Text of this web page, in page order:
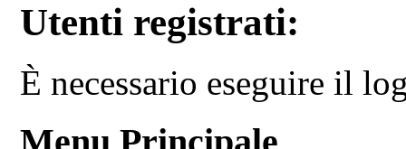
Utenti registrati:
È necessario eseguire il